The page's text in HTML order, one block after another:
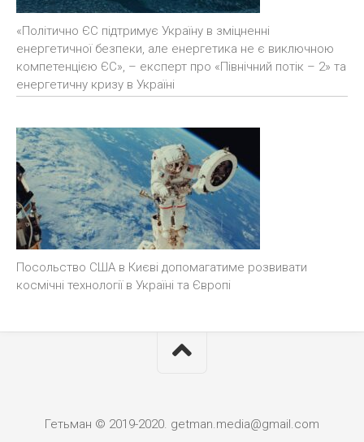
«Політично ЄС підтримує Україну в зміцненні
енергетичної безпеки, але енергетика не є виключною
компетенцією ЄС», – експерт про «Північний потік – 2» та
енергетичну кризу в Україні
Посольство США в Києві допомагатиме розвивати
космічні технології в Україні та Європі
Гетьман © 2019-2020. getman.media@gmail.com